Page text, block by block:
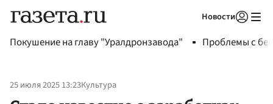
Новости
Покушение на главу "Уралдронзавода" Проблемы с
25 июля 2025 13:23Культура